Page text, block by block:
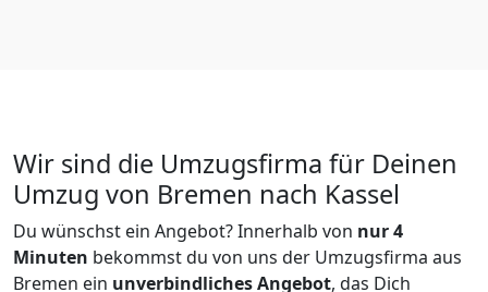
Wir sind die Umzugsfirma für Deinen
Umzug von Bremen nach Kassel
Du wünschst ein Angebot? Innerhalb von nur 4
Minuten bekommst du von uns der Umzugsfirma aus
Bremen ein unverbindliches Angebot, das Dich